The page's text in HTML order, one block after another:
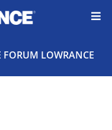
FORUM LOWRANCE